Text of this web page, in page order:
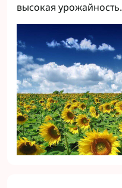
высокая урожайность.